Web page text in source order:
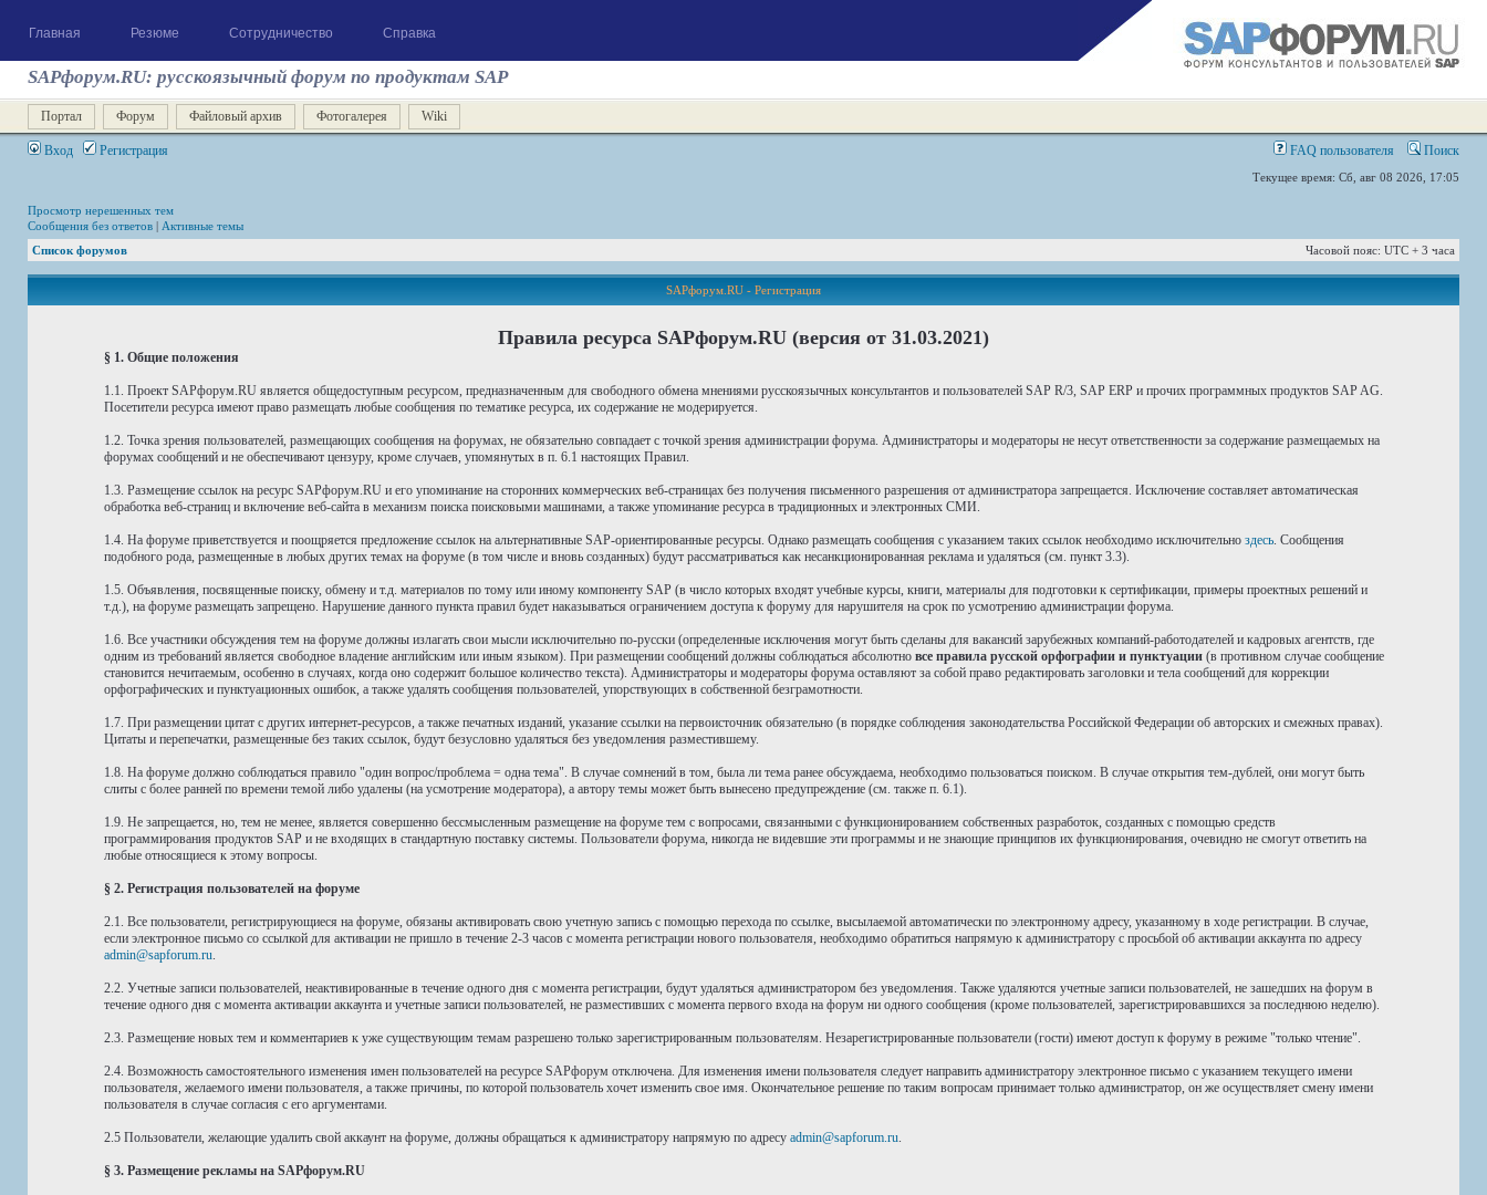
Главная Резюме Сотрудничество Справка
SAPфорум.RU: русскоязычный форум по продуктам SAP
Портал Форум Файловый архив Фотогалерея Wiki
Вход Регистрация FAQ пользователя Поиск
Текущее время: Сб, авг 08 2026, 17:05
Просмотр нерешенных тем
Сообщения без ответов | Активные темы
Список форумов
Часовой пояс: UTC + 3 часа
SAPфорум.RU - Регистрация
Правила ресурса SAPфорум.RU (версия от 31.03.2021)
§ 1. Общие положения
1.1. Проект SAPфорум.RU является общедоступным ресурсом, предназначенным для свободного обмена мнениями русскоязычных консультантов и пользователей SAP R/3, SAP ERP и прочих программных продуктов SAP AG.
Посетители ресурса имеют право размещать любые сообщения по тематике ресурса, их содержание не модерируется.
1.2. Точка зрения пользователей, размещающих сообщения на форумах, не обязательно совпадает с точкой зрения администрации форума. Администраторы и модераторы не несут ответственности за содержание размещаемых на
форумах сообщений и не обеспечивают цензуру, кроме случаев, упомянутых в п. 6.1 настоящих Правил.
1.3. Размещение ссылок на ресурс SAPфорум.RU и его упоминание на сторонних коммерческих веб-страницах без получения письменного разрешения от администратора запрещается. Исключение составляет автоматическая
обработка веб-страниц и включение веб-сайта в механизм поиска поисковыми машинами, а также упоминание ресурса в традиционных и электронных СМИ.
1.4. На форуме приветствуется и поощряется предложение ссылок на альтернативные SAP-ориентированные ресурсы. Однако размещать сообщения с указанием таких ссылок необходимо исключительно здесь. Сообщения
подобного рода, размещенные в любых других темах на форуме (в том числе и вновь созданных) будут рассматриваться как несанкционированная реклама и удаляться (см. пункт 3.3).
1.5. Объявления, посвященные поиску, обмену и т.д. материалов по тому или иному компоненту SAP (в число которых входят учебные курсы, книги, материалы для подготовки к сертификации, примеры проектных решений и
т.д.), на форуме размещать запрещено. Нарушение данного пункта правил будет наказываться ограничением доступа к форуму для нарушителя на срок по усмотрению администрации форума.
1.6. Все участники обсуждения тем на форуме должны излагать свои мысли исключительно по-русски (определенные исключения могут быть сделаны для вакансий зарубежных компаний-работодателей и кадровых агентств, где
одним из требований является свободное владение английским или иным языком). При размещении сообщений должны соблюдаться абсолютно все правила русской орфографии и пунктуации(в противном случае сообщение
становится нечитаемым, особенно в случаях, когда оно содержит большое количество текста). Администраторы и модераторы форума оставляют за собой право редактировать заголовки и тела сообщений для коррекции
орфографических и пунктуационных ошибок, а также удалять сообщения пользователей, упорствующих в собственной безграмотности.
1.7. При размещении цитат с других интернет-ресурсов, а также печатных изданий, указание ссылки на первоисточник обязательно (в порядке соблюдения законодательства Российской Федерации об авторских и смежных правах).
Цитаты и перепечатки, размещенные без таких ссылок, будут безусловно удаляться без уведомления разместившему.
1.8. На форуме должно соблюдаться правило "один вопрос/проблема = одна тема". В случае сомнений в том, была ли тема ранее обсуждаема, необходимо пользоваться поиском. В случае открытия тем-дублей, они могут быть
слиты с более ранней по времени темой либо удалены (на усмотрение модератора), а автору темы может быть вынесено предупреждение (см. также п. 6.1).
1.9. Не запрещается, но, тем не менее, является совершенно бессмысленным размещение на форуме тем с вопросами, связанными с функционированием собственных разработок, созданных с помощью средств
программирования продуктов SAP и не входящих в стандартную поставку системы. Пользователи форума, никогда не видевшие эти программы и не знающие принципов их функционирования, очевидно не смогут ответить на
любые относящиеся к этому вопросы.
§ 2. Регистрация пользователей на форуме
2.1. Все пользователи, регистрирующиеся на форуме, обязаны активировать свою учетную запись с помощью перехода по ссылке, высылаемой автоматически по электронному адресу, указанному в ходе регистрации. В случае,
если электронное письмо со ссылкой для активации не пришло в течение 2-3 часов с момента регистрации нового пользователя, необходимо обратиться напрямую к администратору с просьбой об активации аккаунта по адресу
admin@sapforum.ru.
2.2. Учетные записи пользователей, неактивированные в течение одного дня с момента регистрации, будут удаляться администратором без уведомления. Также удаляются учетные записи пользователей, не зашедших на форум в
течение одного дня с момента активации аккаунта и учетные записи пользователей, не разместивших с момента первого входа на форум ни одного сообщения (кроме пользователей, зарегистрировавшихся за последнюю неделю).
2.3. Размещение новых тем и комментариев к уже существующим темам разрешено только зарегистрированным пользователям. Незарегистрированные пользователи (гости) имеют доступ к форуму в режиме "только чтение".
2.4. Возможность самостоятельного изменения имен пользователей на ресурсе SAPфорум отключена. Для изменения имени пользователя следует направить администратору электронное письмо с указанием текущего имени
пользователя, желаемого имени пользователя, а также причины, по которой пользователь хочет изменить свое имя. Окончательное решение по таким вопросам принимает только администратор, он же осуществляет смену имени
пользователя в случае согласия с его аргументами.
2.5 Пользователи, желающие удалить свой аккаунт на форуме, должны обращаться к администратору напрямую по адресу admin@sapforum.ru.
§ 3. Размещение рекламы на SAPфорум.RU